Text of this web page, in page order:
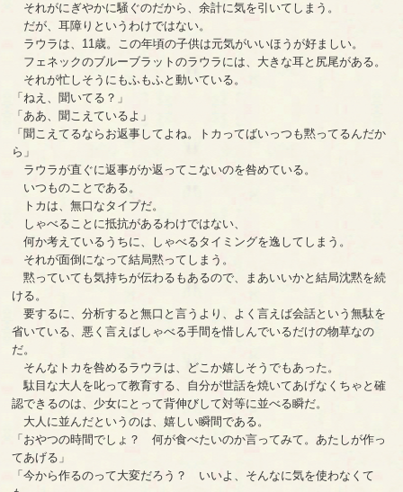
それがにぎやかに騒ぐのだから、余計に気を引いてしまう。
だが、耳障りというわけではない。
ラウラは、11歳。この年頃の子供は元気がいいほうが好ましい。
フェネックのブルーブラットのラウラには、大きな耳と尻尾がある。
それが忙しそうにもふもふと動いている。
「ねえ、聞いてる？」
「ああ、聞こえているよ」
「聞こえてるならお返事してよね。トカってばいっつも黙ってるんだか
ら」
ラウラが直ぐに返事がか返ってこないのを咎めている。
いつものことである。
トカは、無口なタイプだ。
しゃべることに抵抗があるわけではない、
何か考えているうちに、しゃべるタイミングを逸してしまう。
それが面倒になって結局黙ってしまう。
黙っていても気持ちが伝わるもあるので、まあいいかと結局沈黙を続
ける。
要するに、分析すると無口と言うより、よく言えば会話という無駄を
省いている、悪く言えばしゃべる手間を惜しんでいるだけの物草なの
だ。
そんなトカを咎めるラウラは、どこか嬉しそうでもあった。
駄目な大人を叱って教育する、自分が世話を焼いてあげなくちゃと確
認できるのは、少女にとって背伸びして対等に並べる瞬だ。
大人に並んだというのは、嬉しい瞬間である。
「おやつの時間でしょ？ 何が食べたいのか言ってみて。あたしが作っ
てあげる」
「今から作るのって大変だろう？ いいよ、そんなに気を使わなくて